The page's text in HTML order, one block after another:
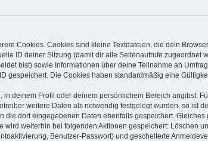
Cookies. Cookies sind kleine Textdateien, die dein
ID deiner Sitzung (damit dir alle Seitenaufrufe zugeordnet
bist) sowie Informationen über deine Teilnahme an
gespeichert. Die Cookies haben standardmäßig eine
deinem Profil oder deinem persönlichem Bereich angibst.
weitere Daten als notwendig festgelegt wurden, so ist
dort eingegebenen Daten ebenfalls gespeichert.
weiterhin bei folgenden Aktionen gespeichert: Löschen
Benutzer-Passwort) und gescheiterte